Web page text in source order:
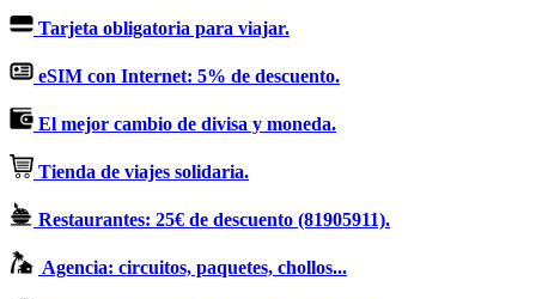
Tarjeta obligatoria para viajar.
eSIM con Internet: 5% de descuento.
El mejor cambio de divisa y moneda.
Tienda de viajes solidaria.
Restaurantes: 25€ de descuento (81905911).
Agencia: circuitos, paquetes, chollos...